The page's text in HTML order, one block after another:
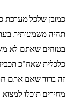
כמובן שלכל מערכת
תהיה משמעותית
בטוחים שאתם לא
כלכלית שאח"כ
זה ברור שאם אתם
מחירים תוכלו